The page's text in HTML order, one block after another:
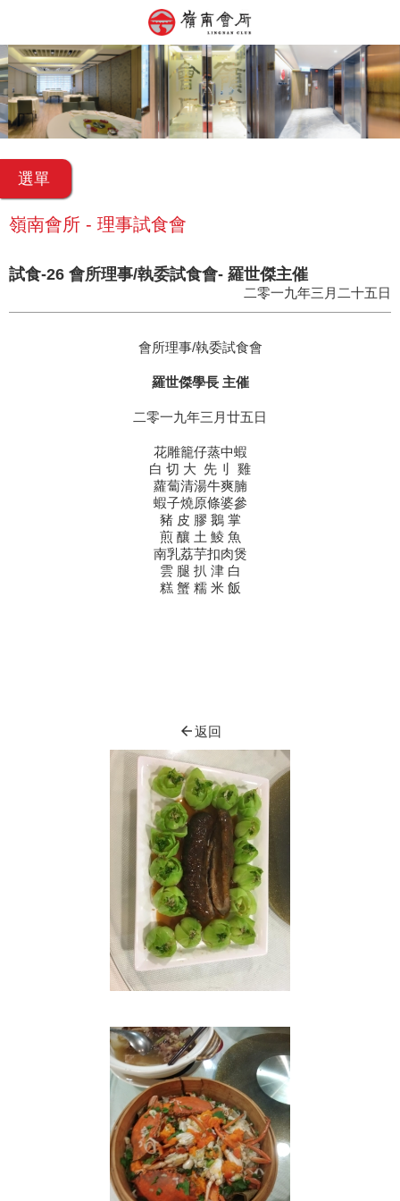
選單
嶺南會所 - 理事試食會
試食-26 會所理事/執委試食會- 羅世傑主催
二零一九年三月二十五日
會所理事/執委試食會
羅世傑學長 主催
二零一九年三月廿五日
花雕籠仔蒸中蝦
白 切 大 先刂 雞
蘿蔔清湯牛爽腩
蝦子燒原條婆參
豬 皮 膠 鵝 掌
煎 釀 土 鯪 魚
南乳荔芋扣肉煲
雲 腿 扒 津 白
糕 蟹 糯 米 飯
arrow_back返回